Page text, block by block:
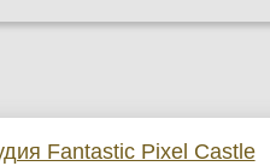
Fantastic Pixel Castle